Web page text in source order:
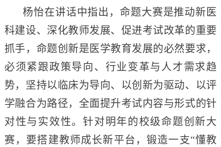
杨怡在讲话中指出，命题大赛是推动新医
科建设、深化教师发展、促进考试改革的重要
抓手，命题创新是医学教育发展的必然要求，
必须紧跟政策导向、行业变革与人才需求趋
势，坚持以临床为导向、以创新为驱动、以评
学融合为路径，全面提升考试内容与形式的针
对性与实效性。针对明年的校级命题创新大
赛，要搭建教师成长新平台，锻造一支“懂教